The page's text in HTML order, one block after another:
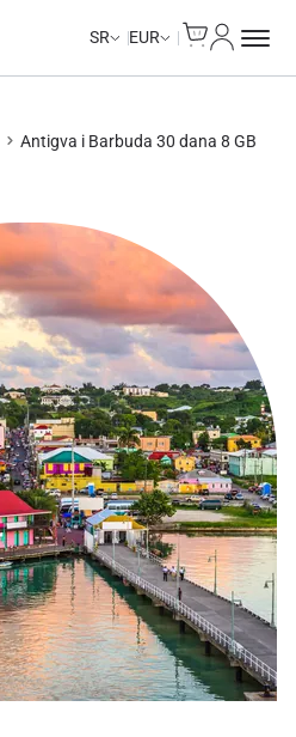
SR EUR
Antigva i Barbuda 30 dana 8 GB